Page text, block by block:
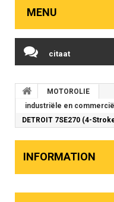
MENU
citaat
MOTOROLIE
industriële en
DETROIT 7SE270 (4-
INFORMATION